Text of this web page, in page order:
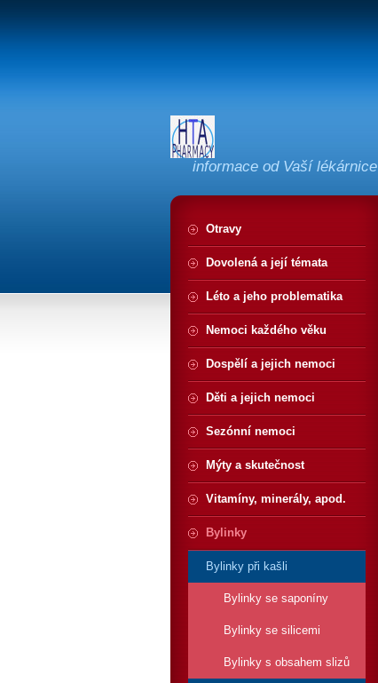
informace od Vaší lékárnice
Otravy
Dovolená a její témata
Léto a jeho problematika
Nemoci každého věku
Dospělí a jejich nemoci
Děti a jejich nemoci
Sezónní nemoci
Mýty a skutečnost
Vitamíny, minerály, apod.
Bylinky
Bylinky při kašli
Bylinky se saponíny
Bylinky se silicemi
Bylinky s obsahem slizů